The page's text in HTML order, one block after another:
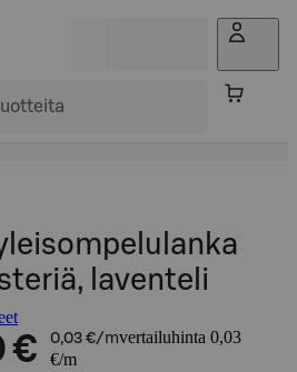
laventeli
€ 0,03 €/mvertailuhinta 0,03
€/m